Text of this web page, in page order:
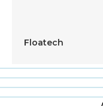
Floatech